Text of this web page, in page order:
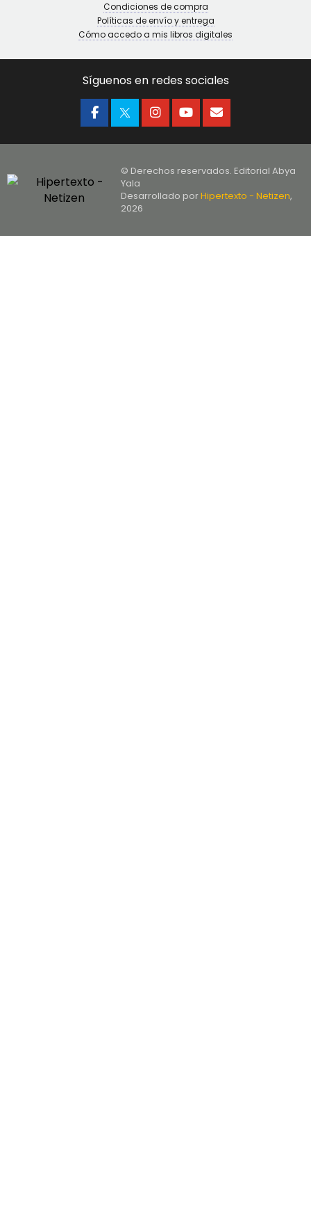
Condiciones de compra
Políticas de envío y entrega
Cómo accedo a mis libros digitales
Síguenos en redes sociales
© Derechos reservados. Editorial Abya
Yala
Desarrollado porHipertexto - Netizen,
2026